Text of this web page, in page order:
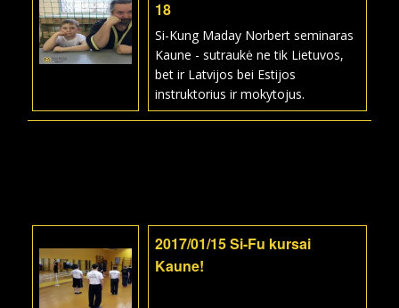
18
Si-Kung Maday Norbert seminaras
Kaune - sutraukė ne tik Lietuvos,
bet ir Latvijos bei Estijos
instruktorius ir mokytojus.
2017/01/15 Si-Fu kursai
Kaune!